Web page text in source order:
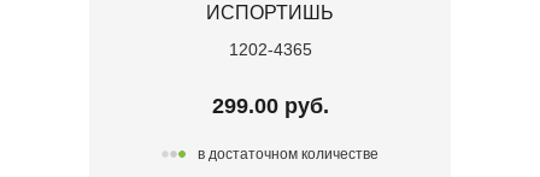
ИСПОРТИШЬ
1202-4365
299.00 руб.
в достаточном количестве